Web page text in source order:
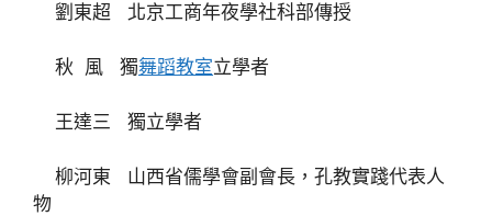
劉東超 北京工商年夜學社科部傳授
秋 風 獨舞蹈教室立學者
王達三 獨立學者
柳河東 山西省儒學會副會長，孔教實踐代表人
物